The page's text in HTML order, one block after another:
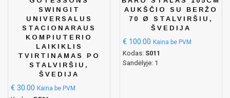
SWINGIT
UNIVERSALUS
STACIONARAUS
KOMPIUTERIO
LAIKIKLIS
TVIRTINAMAS PO
STALVIRŠIU,
ŠVEDIJA
€ 30.00 Kaina be PVM
AUKŠČIO SU BERŽO
70 Ø STALVIRŠIU,
ŠVEDIJA
€ 100.00 Kaina be PVM
Kodas: S011
Sandėlyje: 1